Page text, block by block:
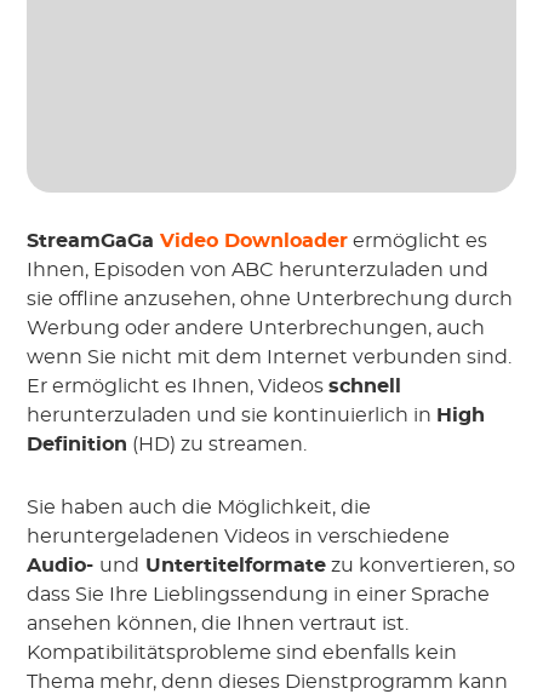
StreamGaGaVideo Downloader ermöglicht es
Ihnen, Episoden von ABC herunterzuladen und
sie offline anzusehen, ohne Unterbrechung durch
Werbung oder andere Unterbrechungen, auch
wenn Sie nicht mit dem Internet verbunden sind.
Er ermöglicht es Ihnen, Videosschnell
herunterzuladen und sie kontinuierlich in High
Definition (HD) zu streamen.
Sie haben auch die Möglichkeit, die
heruntergeladenen Videos in verschiedene
Audio- und Untertitelformate zu konvertieren, so
dass Sie Ihre Lieblingssendung in einer Sprache
ansehen können, die Ihnen vertraut ist.
Kompatibilitätsprobleme sind ebenfalls kein
Thema mehr, denn dieses Dienstprogramm kann